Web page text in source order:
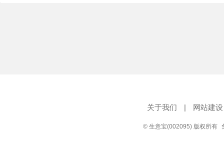
关于我们 | 网站建设
© 生意宝(002095) 版权所有